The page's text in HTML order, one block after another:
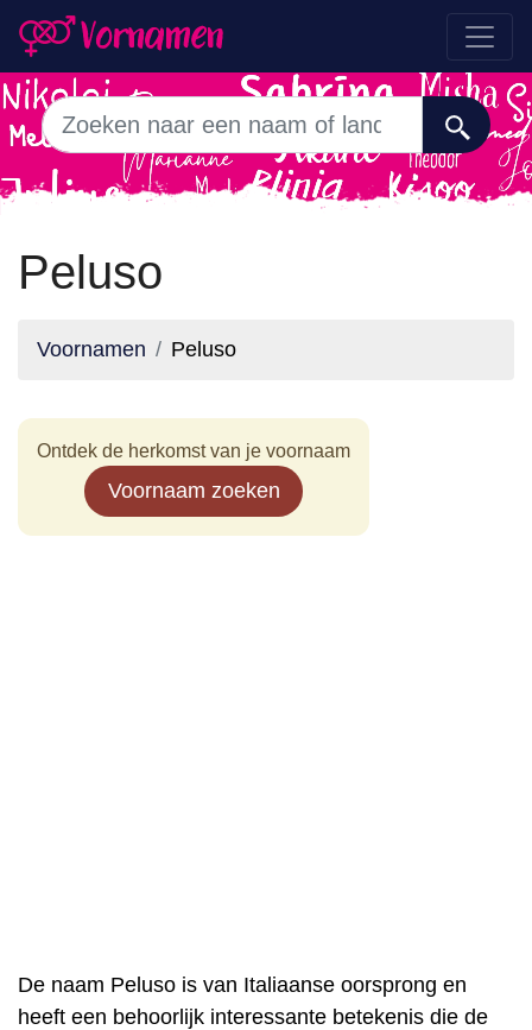
Peluso
Voornamen Peluso
Ontdek de herkomst van je voornaam
Voornaam zoeken
De naam Peluso is van Italiaanse oorsprong en
heeft een behoorlijk interessante betekenis die de